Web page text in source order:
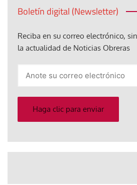
Boletín digital (Newsletter)
Reciba en su correo electrónico,
la actualidad de Noticias Obreras
electrónico
Haga clic para enviar